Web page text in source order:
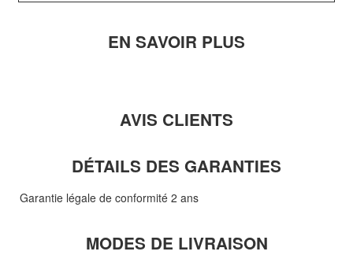
EN SAVOIR PLUS
AVIS CLIENTS
DÉTAILS DES GARANTIES
Garantie légale de conformité 2 ans
MODES DE LIVRAISON